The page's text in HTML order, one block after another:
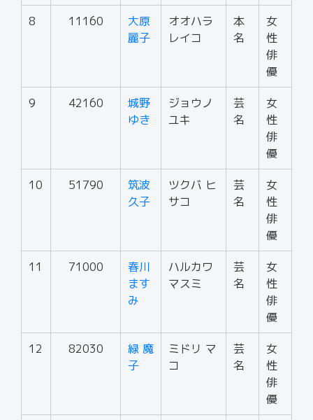
8 11160
大原
麗子
オオハラ
レイコ
本
名
女
性
俳
優
9 42160
城野
ゆき
ジョウノ
ユキ
芸
名
女
性
俳
優
10 51790
筑波
久子
ツクバ ヒ
サコ
芸
名
女
性
俳
優
11 71000
春川
ます
み
ハルカワ
マスミ
芸
名
女
性
俳
優
12 82030
緑 魔
子
ミドリ マ
コ
芸
名
女
性
俳
優